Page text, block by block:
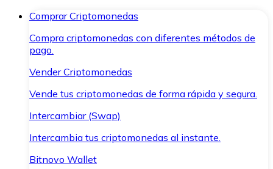
Comprar Criptomonedas
Compra criptomonedas con diferentes métodos de
pago.
Vender Criptomonedas
Vende tus criptomonedas de forma rápida y segura.
Intercambiar (Swap)
Intercambia tus criptomonedas al instante.
Bitnovo Wallet